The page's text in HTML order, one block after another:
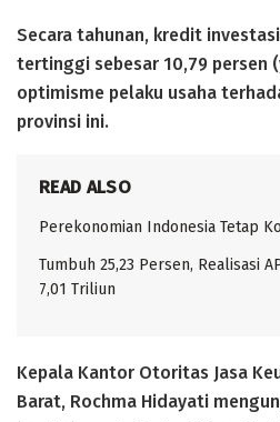
Secara tahunan, kredit
tertinggi sebesar 10,79 persen
optimisme pelaku usaha
provinsi ini.
READ ALSO
Perekonomian Indonesia Tetap
Tumbuh 25,23 Persen, Realisasi
7,01 Triliun
Kepala Kantor Otoritas Jasa
Barat, Rochma Hidayati